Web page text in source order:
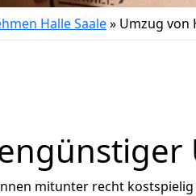
Halle Saale» Umzug von
mitunter recht